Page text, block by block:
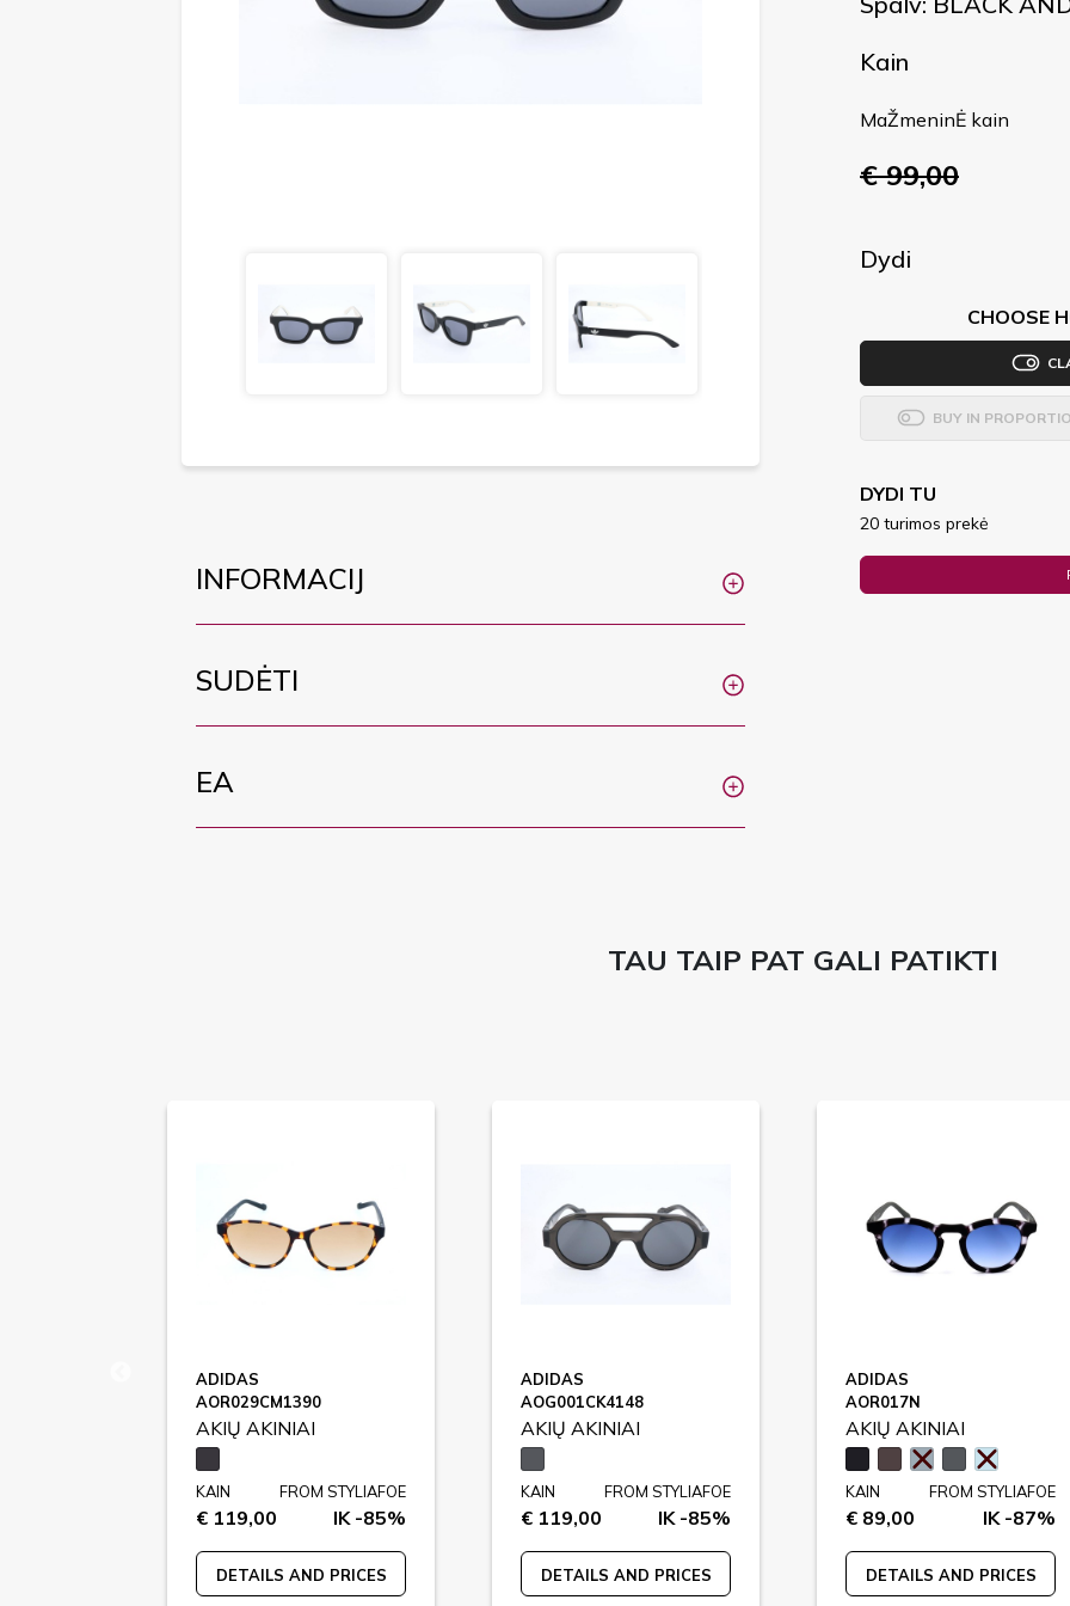
INFORMACIJ
SUDĖTI
EA
Kain
MaŽmeninĖ kain
€ 99,00
Dydi
CHOOSE
BUY IN
DYDI TU
20 turimos prekė
TAU TAIP PAT GALI PATIKTI
ADIDAS
AOR029CM1390
AKIŲ AKINIAI
KAIN
€ 119,00
FROM STYLIAFOE
IK -85%
DETAILS AND PRICES
ADIDAS
AOG001CK4148
AKIŲ AKINIAI
KAIN
€ 119,00
FROM STYLIAFOE
IK -85%
DETAILS AND PRICES
ADIDAS
AOR017N
AKIŲ AKINIAI
KAIN
€ 89,00
FROM STYLIAFOE
IK -87%
DETAILS AND PRICES